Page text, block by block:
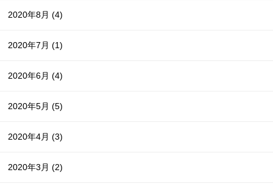
2020年8月(4)
2020年7月(1)
2020年6月(4)
2020年5月(5)
2020年4月(3)
2020年3月(2)